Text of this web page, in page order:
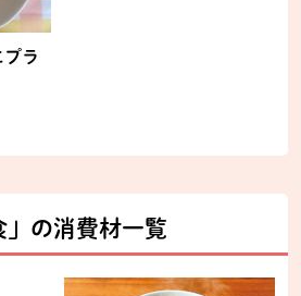
ラ
」の消費材一覧